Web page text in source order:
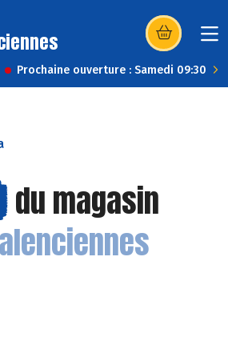
(s’ouvre dans
Prochaine ouverture : Samedi 09:30
du magasin